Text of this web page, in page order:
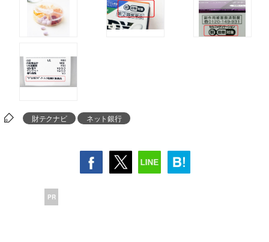
財テクナビ ネット銀行
PR